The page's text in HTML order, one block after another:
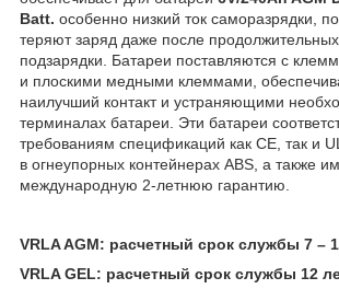
Batt. особенно низкий ток саморазрядки,
теряют заряд даже после
подзарядки. Батареи поставляются с
и плоскими медными клеммами,
наилучший контакт и устраняющими
терминалах батареи. Эти батареи
требованиям спецификаций как CE, так и
в огнеупорных контейнерах ABS, а также
международную 2-летнюю гарантию.
VRLA AGM: расчетный срок службы 7 –
VRLA GEL: расчетный срок службы 12